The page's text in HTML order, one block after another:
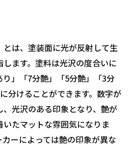
は、塗装面に光が反射して生
ます。塗料は光沢の度合いに
」「7分艶」「5分艶」「3分
分けることができます。数字が
光沢のある印象となり、艶が
たマットな雰囲気になりま
ーによっては艶の印象が異な